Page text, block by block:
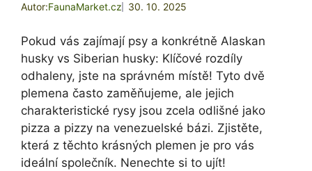
Autor:FaunaMarket.cz 30. 10. 2025
Pokud vás zajímají psy a konkrétně Alaskan
husky vs Siberian husky: Klíčové rozdíly
odhaleny, jste na správném místě! Tyto dvě
plemena často zaměňujeme, ale jejich
charakteristické rysy jsou zcela odlišné jako
pizza a pizzy na venezuelské bázi. Zjistěte,
která z těchto krásných plemen je pro vás
ideální společník. Nenechte si to ujít!